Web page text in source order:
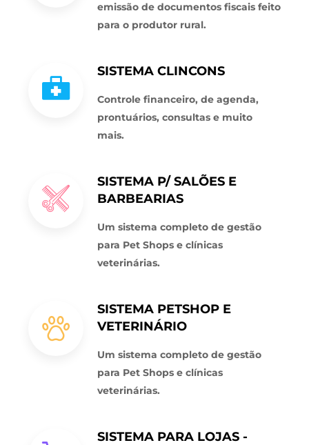
emissão de documentos fiscais feito
para o produtor rural.
SISTEMA CLINCONS
Controle financeiro, de agenda,
prontuários, consultas e muito
mais.
SISTEMA P/ SALÕES E
BARBEARIAS
Um sistema completo de gestão
para Pet Shops e clínicas
veterinárias.
SISTEMA PETSHOP E
VETERINÁRIO
Um sistema completo de gestão
para Pet Shops e clínicas
veterinárias.
SISTEMA PARA LOJAS -